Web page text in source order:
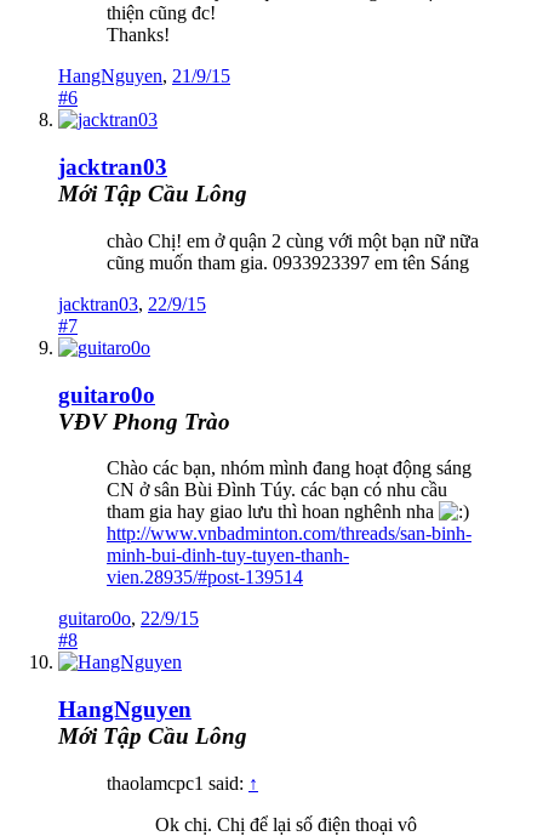
thiện cũng đc!
Thanks!
HangNguyen, 21/9/15
#6
jacktran03
Mới Tập Cầu Lông
chào Chị! em ở quận 2 cùng với một bạn nữ nữa
cũng muốn tham gia. 0933923397 em tên Sáng
jacktran03, 22/9/15
#7
guitaro0o
VĐV Phong Trào
Chào các bạn, nhóm mình đang hoạt động sáng
CN ở sân Bùi Đình Túy. các bạn có nhu cầu
tham gia hay giao lưu thì hoan nghênh nha
http://www.vnbadminton.com/threads/san-binh-
minh-bui-dinh-tuy-tuyen-thanh-
vien.28935/#post-139514
guitaro0o, 22/9/15
#8
HangNguyen
Mới Tập Cầu Lông
thaolamcpc1 said: ↑
Ok chị. Chị để lại số điện thoại vô